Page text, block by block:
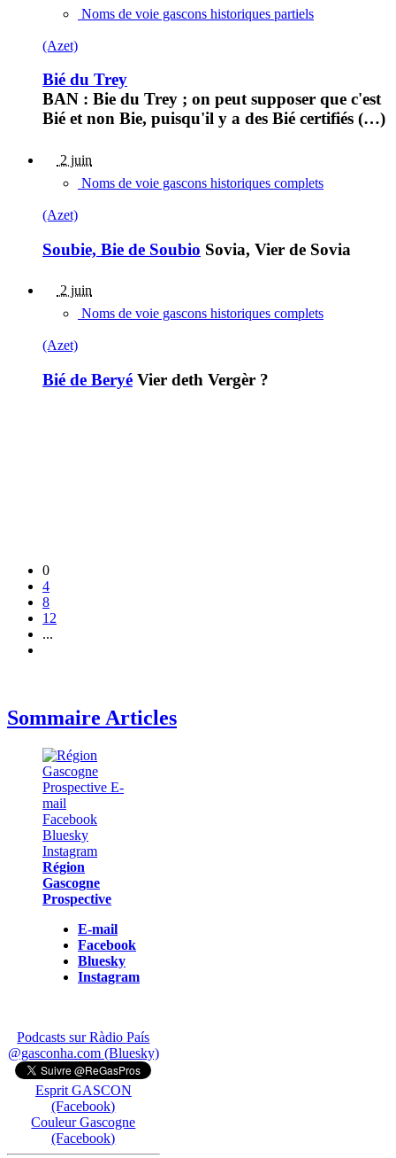
Noms de voie gascons historiques partiels
(Azet)
Bié du Trey
BAN : Bie du Trey ; on peut supposer que c'est
Bié et non Bie, puisqu'il y a des Bié certifiés (…)
2 juin
Noms de voie gascons historiques complets
(Azet)
Soubie, Bie de Soubio Sovia, Vier de Sovia
2 juin
Noms de voie gascons historiques complets
(Azet)
Bié de Beryé Vier deth Vergèr ?
0
4
8
12
...
Sommaire Articles
Région
Gascogne
Prospective
E-mail
Facebook
Bluesky
Instagram
Podcasts sur Ràdio País
@gasconha.com (Bluesky)
Esprit GASCON
(Facebook)
Couleur Gascogne
(Facebook)